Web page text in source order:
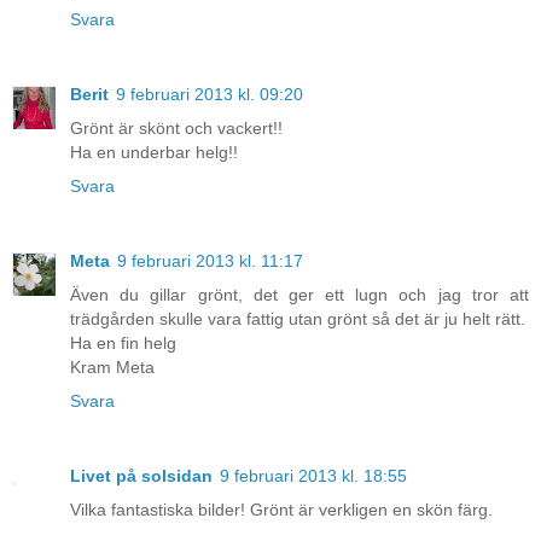
Svara
Berit 9 februari 2013 kl. 09:20
Grönt är skönt och vackert!!
Ha en underbar helg!!
Svara
Meta 9 februari 2013 kl. 11:17
Även du gillar grönt, det ger ett lugn och jag tror att
trädgården skulle vara fattig utan grönt så det är ju helt rätt.
Ha en fin helg
Kram Meta
Svara
Livet på solsidan 9 februari 2013 kl. 18:55
Vilka fantastiska bilder! Grönt är verkligen en skön färg.